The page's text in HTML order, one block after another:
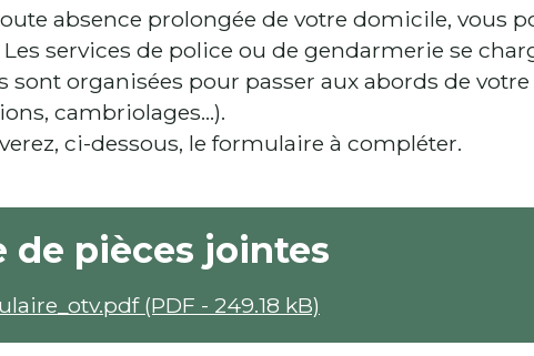
absence prolongée de votre domicile, vous
Les services de police ou de gendarmerie se
sont organisées pour passer aux abords de
cambriolages...).
ci-dessous, le formulaire à compléter.
de pièces jointes
(PDF - 249.18 kB)